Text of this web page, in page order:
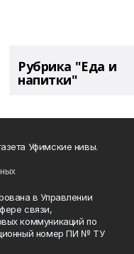
Рубрика "Еда и
напитки"
Уфимские нивы.
в Управлении
связи,
коммуникаций по
номер ПИ № ТУ